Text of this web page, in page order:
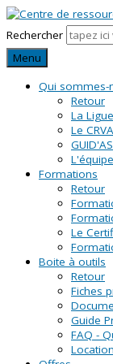
Rechercher
Menu
Qui sommes-
Retour
La
Le
L'équipe
Formations
Retour
Le
Boite à outils
Retour
Fiches
Guide
FAQ -